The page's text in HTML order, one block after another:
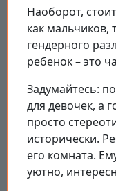
Наоборот,
как мальчиков,
гендерного
ребенок – это
Задумайтесь:
для девочек, а
просто
исторически.
его комната.
уютно,